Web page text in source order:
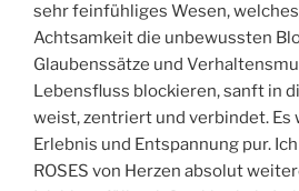
sehr feinfühliges Wesen,
Achtsamkeit die unbewussten
Glaubenssätze und
Lebensfluss blockieren, sanft in
weist, zentriert und verbindet. Es
Erlebnis und Entspannung pur.
ROSES von Herzen absolut